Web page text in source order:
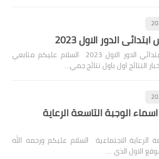
الدور الاول 2023
نتائج السادس ابتدائي الدور الاول 2023 السلام عليكم متابعي
النتائج اول باول نتائج جمي…
الوجبة التاسعة الرعاية
الاجتماعية السلام عليكم ورحمه الله
الاول الذي …